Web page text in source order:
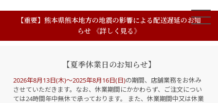
【重要】熊本県熊本地方の地震の影響による配送遅延のお知
らせ 《詳しく見る》
【夏季休業日のお知らせ】
2026年8月13日(木)～2025年8月16日(日)の期間、店舗業務をお休み
させていただきます。なお、休業期間にかかわらず、ご注文につい
ては24時間年中無休で承っております。 また、休業期間中又は休業